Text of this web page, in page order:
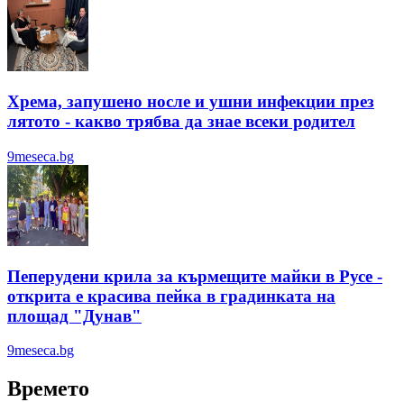
Хрема, запушено носле и ушни инфекции през
лятотo - какво трябва да знае всеки родител
9meseca.bg
Пеперудени крила за кърмещите майки в Русе -
открита е красива пейка в градинката на
площад "Дунав"
9meseca.bg
Времето